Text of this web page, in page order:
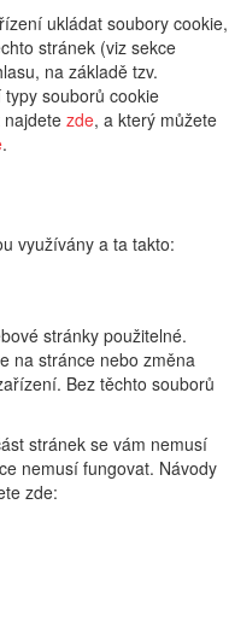
ukládat soubory cookie,
stránek (viz sekce
na základě tzv.
souborů cookie
zde, a který můžete
.
využívány a ta takto:
stránky použitelné.
na stránce nebo změna
Bez těchto souborů
stránek se vám nemusí
nemusí fungovat. Návody
zde: